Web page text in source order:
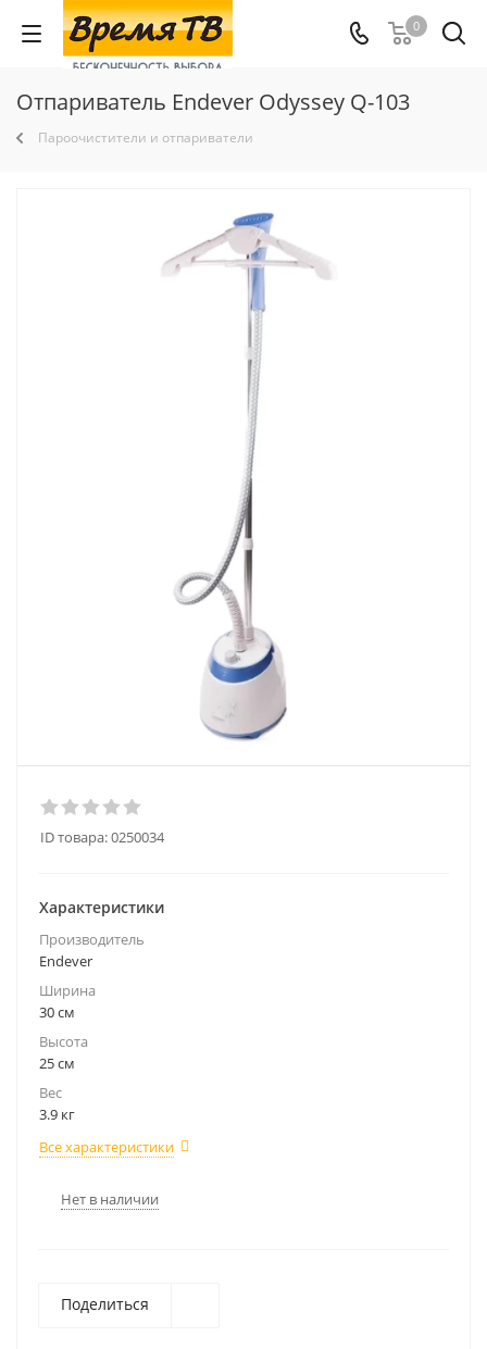
0
Отпариватель Endever Odyssey Q-103
Пароочистители и отпариватели
ID товара:0250034
Характеристики
Производитель
Endever
Ширина
30 см
Высота
25 см
Вес
3.9 кг
Все характеристики
Нет в наличии
Поделиться